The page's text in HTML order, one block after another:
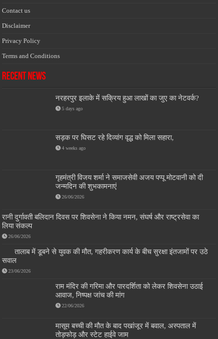
Contact us
Disclaimer
Privacy Policy
Terms and Conditions
Recent News
नरहरपुर इलाके में सक्रिय हुआ लाखों का जुए का नेटवर्क?
5 days ago
सड़क पर घिसट रहे दिव्यांग वृद्ध को मिला सहारा,
4 weeks ago
गृहमंत्री विजय शर्मा ने समाजसेवी अजय पप्पू मोटवानी को दी
जन्मदिन की शुभकामनाएं
26/06/2026
रानी दुर्गावती बलिदान दिवस पर शिवसेना ने किया नमन, संघर्ष और राष्ट्रसेवा का
लिया संकल्प
26/06/2026
तालाब में डूबने से युवक की मौत, गहरीकरण कार्य के बीच सुरक्षा इंतजामों पर उठे
सवाल
23/06/2026
राम मंदिर की गरिमा और पारदर्शिता को लेकर शिवसेना उठाई
आवाज, निष्पक्ष जांच की मांग
22/06/2026
मासूम बच्ची की मौत के बाद पखांजूर में बवाल, अस्पताल में
तोड़फोड़ और स्टेट हाईवे जाम